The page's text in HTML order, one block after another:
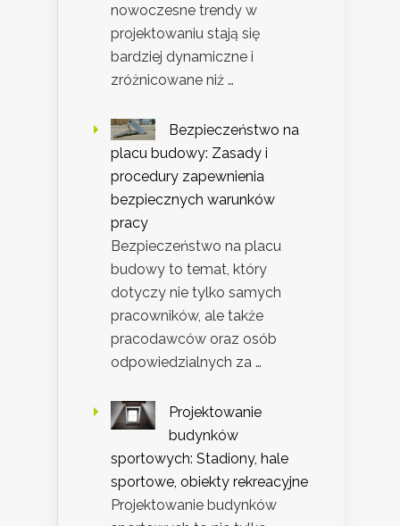
nowoczesne trendy w
projektowaniu stają się
bardziej dynamiczne i
zróżnicowane niż …
Bezpieczeństwo na
placu budowy: Zasady i
procedury zapewnienia
bezpiecznych warunków
pracy
Bezpieczeństwo na placu
budowy to temat, który
dotyczy nie tylko samych
pracowników, ale także
pracodawców oraz osób
odpowiedzialnych za …
Projektowanie
budynków
sportowych: Stadiony, hale
sportowe, obiekty rekreacyjne
Projektowanie budynków